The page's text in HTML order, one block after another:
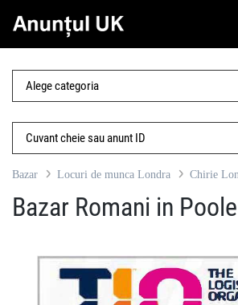
Bazar Locuri de munca Londra Chirie
Bazar Romani in Poole